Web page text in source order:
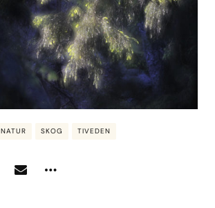
NATUR SKOG TIVEDEN